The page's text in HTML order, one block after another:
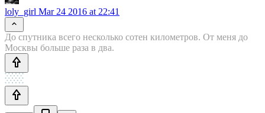
loly_girl Mar 24 2016 at 22:41
До спутника всего несколько сотен километров. От меня до
Москвы больше раза в два.